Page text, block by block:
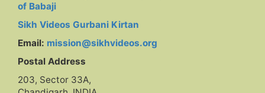
of Babaji
Sikh Videos Gurbani Kirtan
Email: mission@sikhvideos.org
Postal Address
203, Sector 33A,